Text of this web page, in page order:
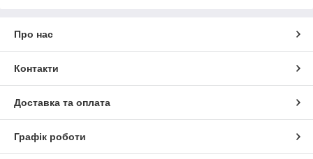
Про нас
Контакти
Доставка та оплата
Графік роботи